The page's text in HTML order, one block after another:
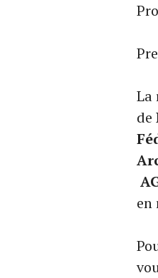
La
de
en